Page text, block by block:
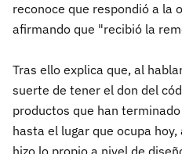
reconoce que respondió a la
afirmando que "recibió la
Tras ello explica que, al
suerte de tener el don del
productos que han
hasta el lugar que ocupa